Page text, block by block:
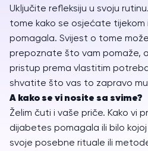
Uključite refleksiju u svoju
tome kako se osjećate tijekom
pomagala. Svijest o tome
prepoznate što vam pomaže,
pristup prema vlastitim
shvatite što vas to zapravo
A kako se vi nosite sa svime?
Želim čuti i vaše priče. Kako vi
dijabetes pomagala ili bilo
svoje posebne rituale ili